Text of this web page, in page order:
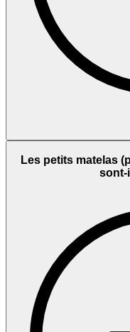
Les petits matelas
sont-